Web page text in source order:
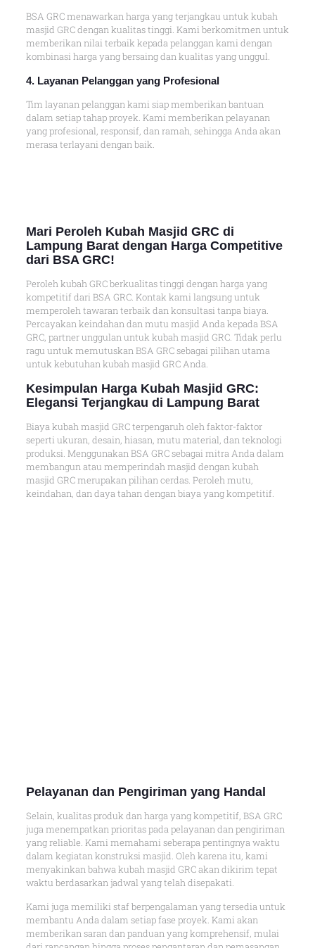
BSA GRC menawarkan harga yang terjangkau untuk kubah
masjid GRC dengan kualitas tinggi. Kami berkomitmen untuk
memberikan nilai terbaik kepada pelanggan kami dengan
kombinasi harga yang bersaing dan kualitas yang unggul.
4. Layanan Pelanggan yang Profesional
Tim layanan pelanggan kami siap memberikan bantuan
dalam setiap tahap proyek. Kami memberikan pelayanan
yang profesional, responsif, dan ramah, sehingga Anda akan
merasa terlayani dengan baik.
Mari Peroleh Kubah Masjid GRC di
Lampung Barat dengan Harga Competitive
dari BSA GRC!
Peroleh kubah GRC berkualitas tinggi dengan harga yang
kompetitif dari BSA GRC. Kontak kami langsung untuk
memperoleh tawaran terbaik dan konsultasi tanpa biaya.
Percayakan keindahan dan mutu masjid Anda kepada BSA
GRC, partner unggulan untuk kubah masjid GRC. Tidak perlu
ragu untuk memutuskan BSA GRC sebagai pilihan utama
untuk kebutuhan kubah masjid GRC Anda.
Kesimpulan Harga Kubah Masjid GRC:
Elegansi Terjangkau di Lampung Barat
Biaya kubah masjid GRC terpengaruh oleh faktor-faktor
seperti ukuran, desain, hiasan, mutu material, dan teknologi
produksi. Menggunakan BSA GRC sebagai mitra Anda dalam
membangun atau memperindah masjid dengan kubah
masjid GRC merupakan pilihan cerdas. Peroleh mutu,
keindahan, dan daya tahan dengan biaya yang kompetitif.
Pelayanan dan Pengiriman yang Handal
Selain, kualitas produk dan harga yang kompetitif, BSA GRC
juga menempatkan prioritas pada pelayanan dan pengiriman
yang reliable. Kami memahami seberapa pentingnya waktu
dalam kegiatan konstruksi masjid. Oleh karena itu, kami
menyakinkan bahwa kubah masjid GRC akan dikirim tepat
waktu berdasarkan jadwal yang telah disepakati.
Kami juga memiliki staf berpengalaman yang tersedia untuk
membantu Anda dalam setiap fase proyek. Kami akan
memberikan saran dan panduan yang komprehensif, mulai